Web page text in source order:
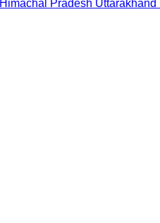
Himachal Pradesh Uttarakhand